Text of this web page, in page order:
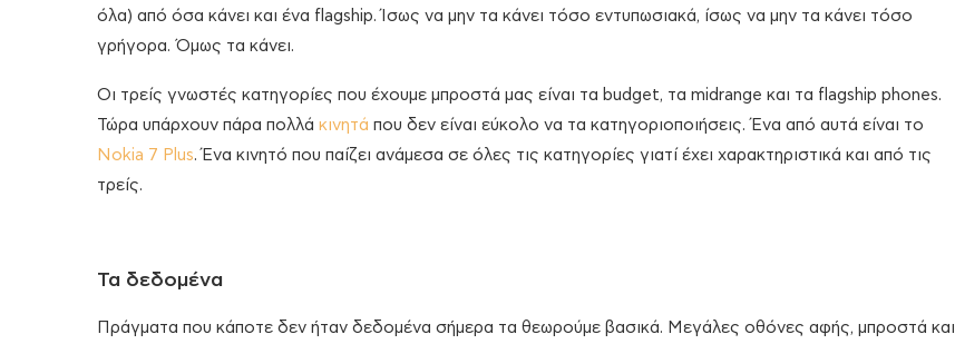
όλα) από όσα κάνει και ένα flagship. Ίσως να μην τα κάνει τόσο εντυπωσιακά, ίσως να μην τα κάνει τόσο
γρήγορα. Όμως τα κάνει.
Οι τρείς γνωστές κατηγορίες που έχουμε μπροστά μας είναι τα budget, τα midrange και τα flagship phones.
Τώρα υπάρχουν πάρα πολλά κινητά που δεν είναι εύκολο να τα κατηγοριοποιήσεις. Ένα από αυτά είναι το
Nokia 7 Plus. Ένα κινητό που παίζει ανάμεσα σε όλες τις κατηγορίες γιατί έχει χαρακτηριστικά και από τις
τρείς.
Τα δεδομένα
Πράγματα που κάποτε δεν ήταν δεδομένα σήμερα τα θεωρούμε βασικά. Μεγάλες οθόνες αφής, μπροστά και